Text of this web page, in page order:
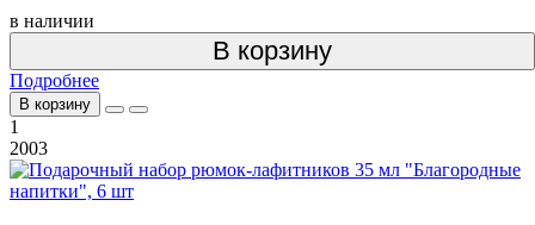
в наличии
В корзину
Подробнее
В корзину
1
2003